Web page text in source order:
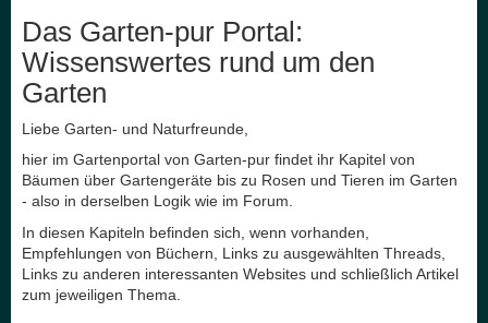
Das Garten-pur Portal:
Wissenswertes rund um den
Garten
Liebe Garten- und Naturfreunde,
hier im Gartenportal von Garten-pur findet ihr Kapitel von
Bäumen über Gartengeräte bis zu Rosen und Tieren im Garten
- also in derselben Logik wie im Forum.
In diesen Kapiteln befinden sich, wenn vorhanden,
Empfehlungen von Büchern, Links zu ausgewählten Threads,
Links zu anderen interessanten Websites und schließlich Artikel
zum jeweiligen Thema.